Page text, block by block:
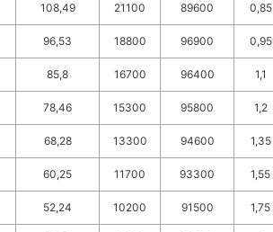
108,49 21100 89600 0,85
96,53 18800 96900 0,95
85,8 16700 96400 1,1
78,46 15300 95800 1,2
68,28 13300 94600 1,35
60,25 11700 93300 1,55
52,24 10200 91500 1,75